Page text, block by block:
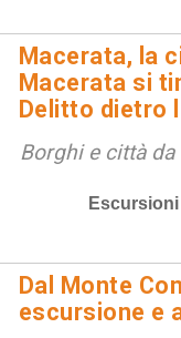
Macerata, la
Macerata si
Delitto dietro
Borghi e città
Escursioni
Dal Monte
escursione e